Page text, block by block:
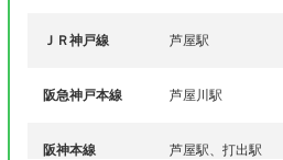
前田町、松ノ内町、
ヤ行 山芦屋町、山手町、陽
ラ行 六麓荘町
ＪＲ神戸線 芦屋駅
阪急神戸本線 芦屋川駅
阪神本線 芦屋駅、打出駅